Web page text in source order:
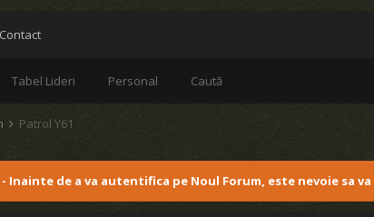
Tabel Lideri Personal Caută
Contact
Patrol Y61
de a va autentifica pe Noul Forum, este nevoie sa